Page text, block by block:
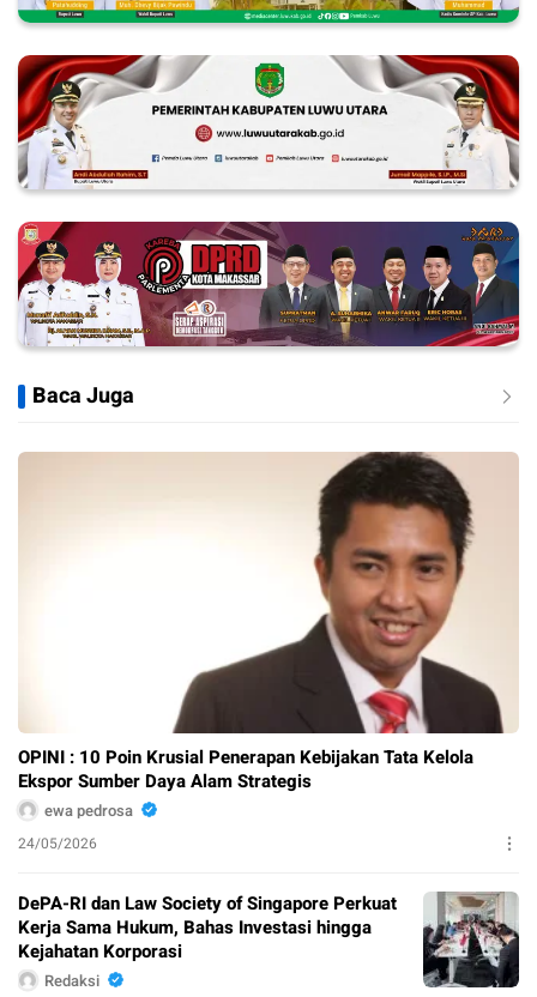
Baca Juga
OPINI : 10 Poin Krusial Penerapan Kebijakan Tata Kelola
Ekspor Sumber Daya Alam Strategis
ewa pedrosa
24/05/2026
DePA-RI dan Law Society of Singapore Perkuat
Kerja Sama Hukum, Bahas Investasi hingga
Kejahatan Korporasi
Redaksi